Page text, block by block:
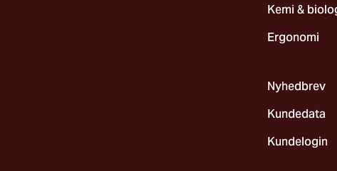
Kemi &
Ergonomi
Nyhedbrev
Kundedata
Kundelogin